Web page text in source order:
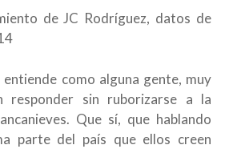
de JC Rodríguez, datos de
como alguna gente, muy
responder sin ruborizarse a la
Que sí, que hablando
parte del país que ellos creen